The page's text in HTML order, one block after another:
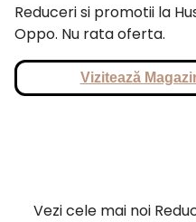
Reduceri si promotii la
Oppo. Nu rata oferta.
Vizitează
Vezi cele mai noi